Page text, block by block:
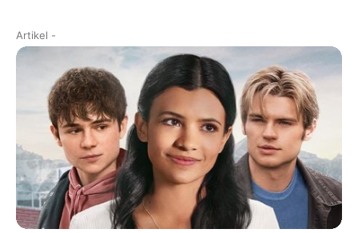
Artikel -